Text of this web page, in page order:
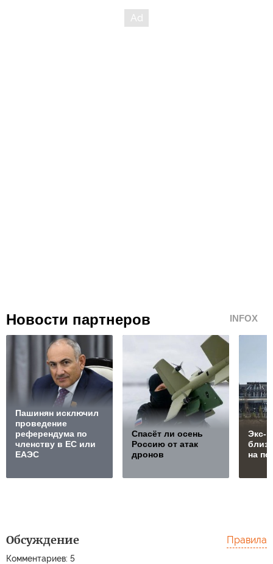
Новости партнеров INFOX
Пашинян исключил
проведение
референдума по
членству в ЕС или
ЕАЭС
Спасёт ли осень
Россию от атак
дронов
Экс-
на
Обсуждение
Комментариев: 5
Правила